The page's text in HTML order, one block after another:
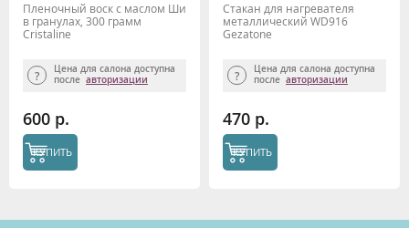
Пленочный воск с маслом Ши
в гранулах, 300 грамм
Cristaline
Цена для салона доступна
после авторизации
600 р.
КУПИТЬ
Стакан для нагревателя
металлический WD916
Gezatone
Цена для салона доступна
после авторизации
470 р.
КУПИТЬ